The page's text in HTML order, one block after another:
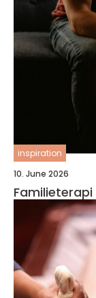
inspiration
10. June 2026